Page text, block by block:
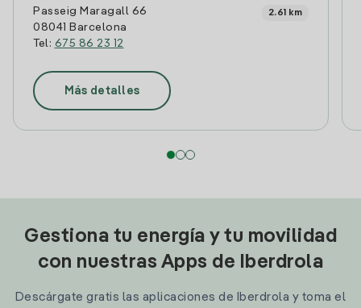
Passeig Maragall 66
08041 Barcelona
Tel: 675 86 23 12
2.61 km
Más detalles
Gestiona tu energía y tu movilidad
con nuestras Apps de Iberdrola
Descárgate gratis las aplicaciones de Iberdrola y toma el